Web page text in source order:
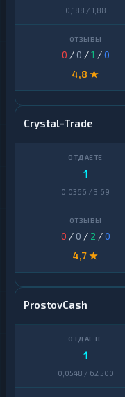
0,188 / 1,88
0 / 0 /1 /0
4,8 ★
Crystal-Trade
1
0,0366 / 3,69
0 / 0 / 2 /0
4,7 ★
ProstovCash
1
0,0548 / 62 500